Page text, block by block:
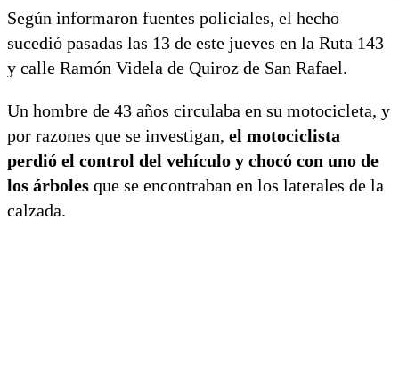
Según informaron fuentes policiales, el hecho
sucedió pasadas las 13 de este jueves en la Ruta 143
y calle Ramón Videla de Quiroz de San Rafael.
Un hombre de 43 años circulaba en su motocicleta, y
por razones que se investigan, el motociclista
perdió el control del vehículo y chocó con uno de
los árboles que se encontraban en los laterales de la
calzada.